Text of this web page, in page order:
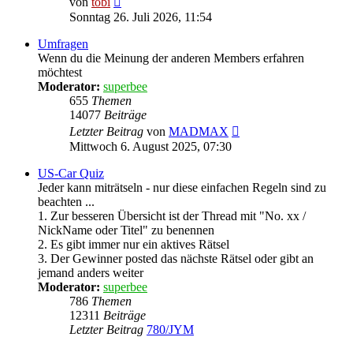
Beitrag
Sonntag 26. Juli 2026, 11:54
Umfragen
Wenn du die Meinung der anderen Members erfahren
möchtest
Moderator: superbee
655 Themen
14077 Beiträge
Letzter Beitrag von MADMAX
Mittwoch 6. August 2025, 07:30
US-Car Quiz
Jeder kann miträtseln - nur diese einfachen Regeln sind zu
beachten ...
1. Zur besseren Übersicht ist der Thread mit "No. xx /
NickName oder Titel" zu benennen
2. Es gibt immer nur ein aktives Rätsel
3. Der Gewinner posted das nächste Rätsel oder gibt an
jemand anders weiter
Moderator: superbee
786 Themen
12311 Beiträge
Letzter Beitrag 780/JYM